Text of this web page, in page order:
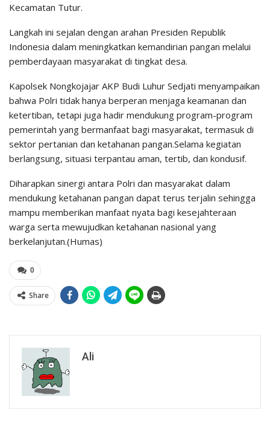
Kecamatan Tutur.
Langkah ini sejalan dengan arahan Presiden Republik
Indonesia dalam meningkatkan kemandirian pangan melalui
pemberdayaan masyarakat di tingkat desa.
Kapolsek Nongkojajar AKP Budi Luhur Sedjati menyampaikan
bahwa Polri tidak hanya berperan menjaga keamanan dan
ketertiban, tetapi juga hadir mendukung program-program
pemerintah yang bermanfaat bagi masyarakat, termasuk di
sektor pertanian dan ketahanan pangan.Selama kegiatan
berlangsung, situasi terpantau aman, tertib, dan kondusif.
Diharapkan sinergi antara Polri dan masyarakat dalam
mendukung ketahanan pangan dapat terus terjalin sehingga
mampu memberikan manfaat nyata bagi kesejahteraan
warga serta mewujudkan ketahanan nasional yang
berkelanjutan.(Humas)
0
Share
Ali